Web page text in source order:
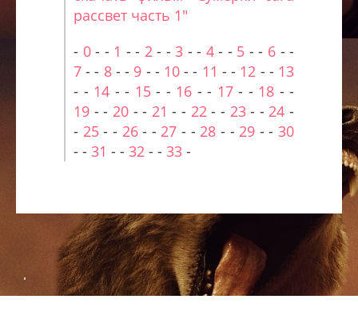
рассвет часть 1"
- 0- - 1 - - 2- -3 - - 4- - 5 - - 6 - -
7 - - 8- - 9 - - 10 - - 11 - - 12 - - 13
- - 14 - - 15- - 16 - - 17- - 18 - -
19 - - 20- - 21 - - 22- - 23- - 24 -
- 25- - 26- - 27 - - 28 - - 29 - - 30
- - 31 - - 32 - - 33 -